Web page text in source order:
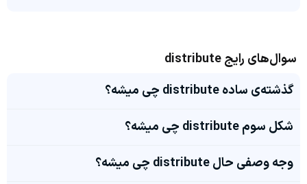
سوال‌های رایج distribute
گذشته‌ی ساده distribute چی میشه؟
شکل سوم distribute چی میشه؟
وجه وصفی حال distribute چی میشه؟